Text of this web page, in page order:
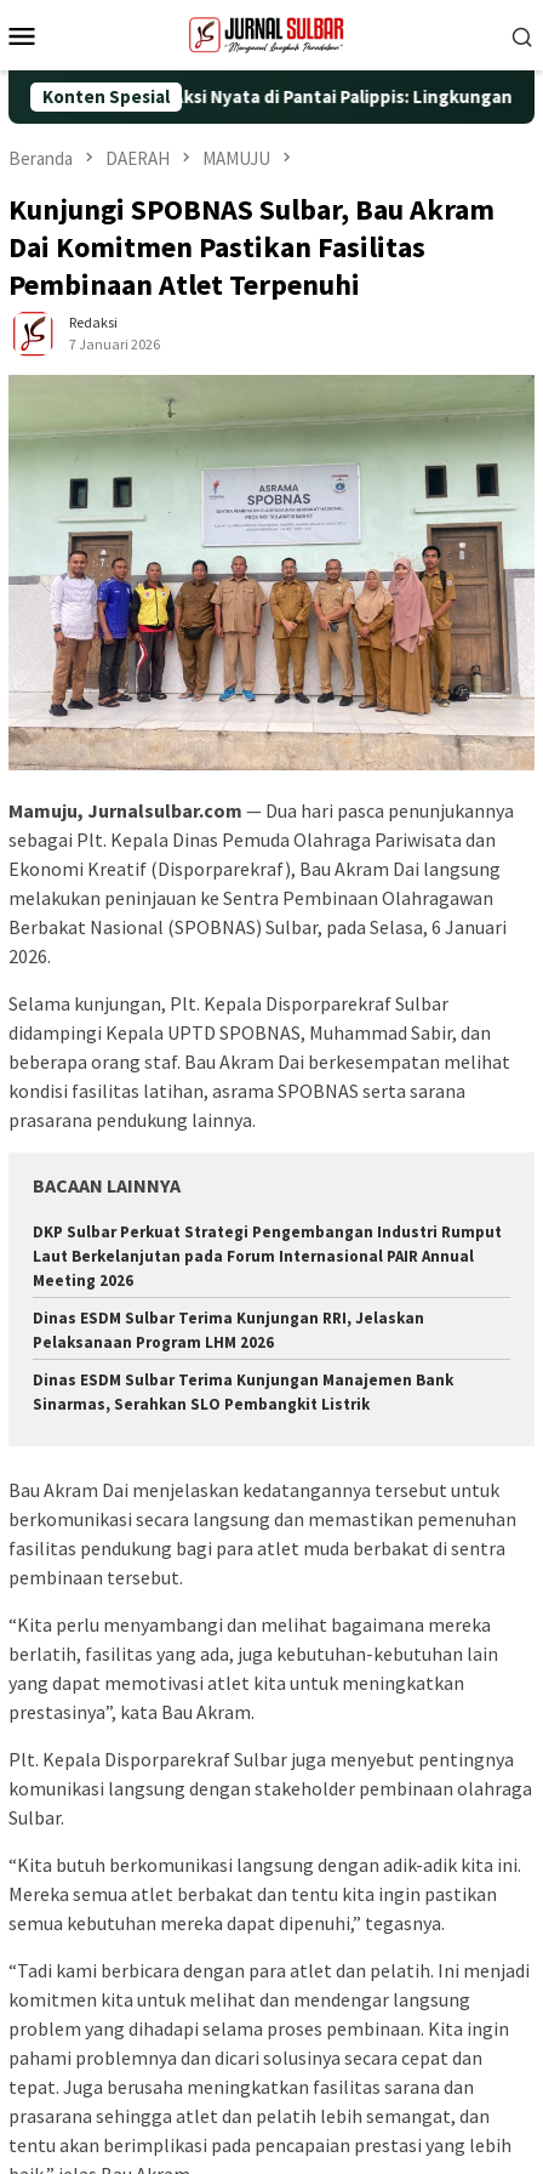
ke
Mobile
Konten Spesial
dengan Aksi Nyata di Pantai Palippis: Lingkungan dan
Beranda DAERAH MAMUJU
Kunjungi SPOBNAS Sulbar, Bau Akram
Dai Komitmen Pastikan Fasilitas
Pembinaan Atlet Terpenuhi
Redaksi
7 Januari 2026
Mamuju, Jurnalsulbar.com — Dua hari pasca penunjukannya
sebagai Plt. Kepala Dinas Pemuda Olahraga Pariwisata dan
Ekonomi Kreatif (Disporparekraf), Bau Akram Dai langsung
melakukan peninjauan ke Sentra Pembinaan Olahragawan
Berbakat Nasional (SPOBNAS) Sulbar, pada Selasa, 6 Januari
2026.
Selama kunjungan, Plt. Kepala Disporparekraf Sulbar
didampingi Kepala UPTD SPOBNAS, Muhammad Sabir, dan
beberapa orang staf. Bau Akram Dai berkesempatan melihat
kondisi fasilitas latihan, asrama SPOBNAS serta sarana
prasarana pendukung lainnya.
BACAAN LAINNYA
DKP Sulbar Perkuat Strategi Pengembangan Industri Rumput
Laut Berkelanjutan pada Forum Internasional PAIR Annual
Meeting 2026
Dinas ESDM Sulbar Terima Kunjungan RRI, Jelaskan
Pelaksanaan Program LHM 2026
Dinas ESDM Sulbar Terima Kunjungan Manajemen Bank
Sinarmas, Serahkan SLO Pembangkit Listrik
Bau Akram Dai menjelaskan kedatangannya tersebut untuk
berkomunikasi secara langsung dan memastikan pemenuhan
fasilitas pendukung bagi para atlet muda berbakat di sentra
pembinaan tersebut.
“Kita perlu menyambangi dan melihat bagaimana mereka
berlatih, fasilitas yang ada, juga kebutuhan-kebutuhan lain
yang dapat memotivasi atlet kita untuk meningkatkan
prestasinya”, kata Bau Akram.
Plt. Kepala Disporparekraf Sulbar juga menyebut pentingnya
komunikasi langsung dengan stakeholder pembinaan olahraga
Sulbar.
“Kita butuh berkomunikasi langsung dengan adik-adik kita ini.
Mereka semua atlet berbakat dan tentu kita ingin pastikan
semua kebutuhan mereka dapat dipenuhi,” tegasnya.
“Tadi kami berbicara dengan para atlet dan pelatih. Ini menjadi
komitmen kita untuk melihat dan mendengar langsung
problem yang dihadapi selama proses pembinaan. Kita ingin
pahami problemnya dan dicari solusinya secara cepat dan
tepat. Juga berusaha meningkatkan fasilitas sarana dan
prasarana sehingga atlet dan pelatih lebih semangat, dan
tentu akan berimplikasi pada pencapaian prestasi yang lebih